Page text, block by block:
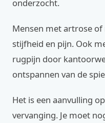
onderzocht.
Mensen met artrose
stijfheid en pijn. Ook
rugpijn door
ontspannen van de
Het is een aanvulling
vervanging. Je moet